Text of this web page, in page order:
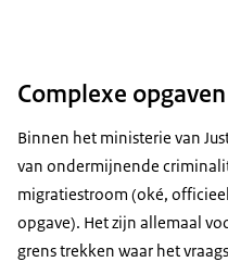
Complexe
Binnen het ministerie van
van ondermijnende
migratiestroom (oké,
opgave). Het zijn allemaal
grens trekken waar het